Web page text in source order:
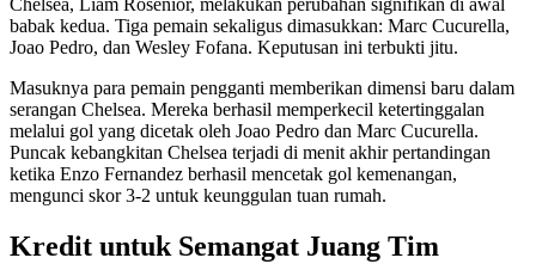
Chelsea, Liam Rosenior, melakukan perubahan signifikan di awal
babak kedua. Tiga pemain sekaligus dimasukkan: Marc Cucurella,
Joao Pedro, dan Wesley Fofana. Keputusan ini terbukti jitu.
Masuknya para pemain pengganti memberikan dimensi baru dalam
serangan Chelsea. Mereka berhasil memperkecil ketertinggalan
melalui gol yang dicetak oleh Joao Pedro dan Marc Cucurella.
Puncak kebangkitan Chelsea terjadi di menit akhir pertandingan
ketika Enzo Fernandez berhasil mencetak gol kemenangan,
mengunci skor 3-2 untuk keunggulan tuan rumah.
Kredit untuk Semangat Juang Tim